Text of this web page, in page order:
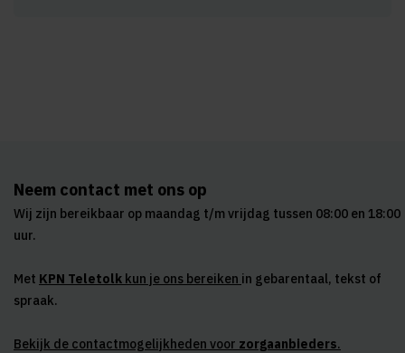
Neem contact met ons op
Wij zijn bereikbaar op maandag t/m vrijdag tussen 08:00 en 18:00
uur.
Met KPN Teletolk kun je ons bereiken in gebarentaal, tekst of
spraak.
Bekijk de contactmogelijkheden voor zorgaanbieders.